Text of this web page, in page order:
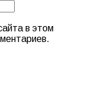
в этом